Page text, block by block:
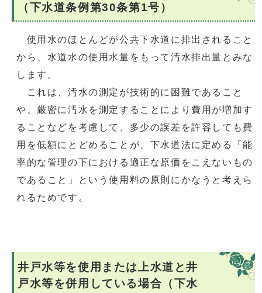
（下水道条例第30条第1号）
使用水のほとんどが公共下水道に排出されること
から、水道水の使用水量をもって汚水排出量とみな
します。
これは、汚水の測定が技術的に困難であること
や、厳密に汚水を測定することにより費用が増加す
ることなどを考慮して、多少の誤差を許容しても費
用を低額にとどめることが、下水道法に定める「能
率的な管理の下における適正な原価をこえないもの
であること」という使用料の原則にかなうと考えら
れるためです。
井戸水等を使用または上水道と井
戸水等を併用している場合（下水